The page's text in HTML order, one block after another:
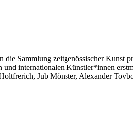
Sammlung zeitgenössischer Kunst
internationalen Künstler*innen
Jub Mönster, Alexander